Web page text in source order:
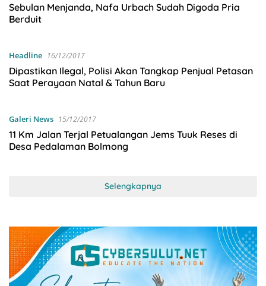
Sebulan Menjanda, Nafa Urbach Sudah Digoda Pria
Berduit
Headline 16/12/2017
Dipastikan Ilegal, Polisi Akan Tangkap Penjual Petasan
Saat Perayaan Natal & Tahun Baru
Galeri News 15/12/2017
11 Km Jalan Terjal Petualangan Jems Tuuk Reses di
Desa Pedalaman Bolmong
Selengkapnya